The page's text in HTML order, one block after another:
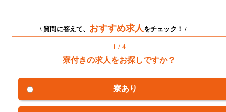
\ 質問に答えて、 おすすめ求人 をチェック！ /
1 / 4
寮付きの求人をお探しですか？
寮あり